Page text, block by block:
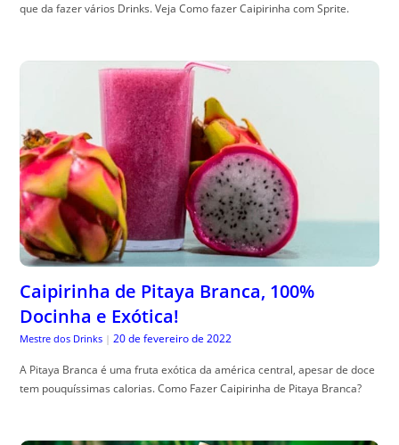
que da fazer vários Drinks. Veja Como fazer Caipirinha com Sprite.
Caipirinha de Pitaya Branca, 100%
Docinha e Exótica!
Mestre dos Drinks | 20 de fevereiro de 2022
A Pitaya Branca é uma fruta exótica da américa central, apesar de doce
tem pouquíssimas calorias. Como Fazer Caipirinha de Pitaya Branca?